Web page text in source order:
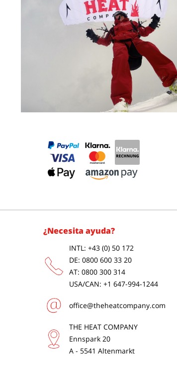
¿Necesita ayuda?
INTL: +43 (0) 50 172
DE: 0800 600 33 20
AT: 0800 300 314
USA/CAN: +1 647-994-1244
office@theheatcompany.com
THE HEAT COMPANY
Ennspark 20
A - 5541 Altenmarkt